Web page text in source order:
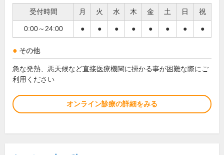
受付時間 月 火 水 木 金 土 日 祝
0:00～24:00 ● ● ● ● ● ● ● ●
その他
急な発熱、悪天候など直接医療機関に掛かる事が困難な際にご
利用ください
オンライン診療の詳細をみる